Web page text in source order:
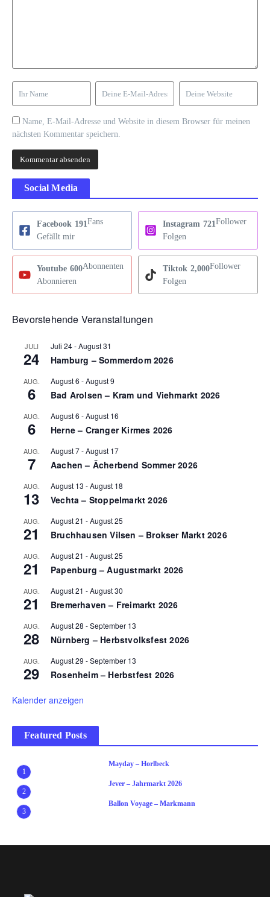
Name, E-Mail-Adresse und Website in diesem Browser für meinen
nächsten Kommentar speichern.
Social Media
Facebook 191Fans
Gefällt mir
Instagram 721Follower
Folgen
Youtube 600Abonnenten
Abonnieren
Tiktok 2,000Follower
Folgen
Bevorstehende Veranstaltungen
JULI
24
Juli 24-August 31
Hamburg – Sommerdom 2026
AUG.
6
August 6 -August 9
Bad Arolsen – Kram und Viehmarkt 2026
AUG.
6
August 6 -August 16
Herne – Cranger Kirmes 2026
AUG.
7
August 7-August 17
Aachen – Ächerbend Sommer 2026
AUG.
13
August 13 -August 18
Vechta – Stoppelmarkt 2026
AUG.
21
August 21 -August 25
Bruchhausen Vilsen – Brokser Markt 2026
AUG.
21
August 21 -August 25
Papenburg – Augustmarkt 2026
AUG.
21
August 21 -August 30
Bremerhaven – Freimarkt 2026
AUG.
28
August 28 -September 13
Nürnberg – Herbstvolksfest 2026
AUG.
29
August 29 -September 13
Rosenheim – Herbstfest 2026
Kalender anzeigen
Featured Posts
1
Mayday – Horlbeck
2
Jever – Jahrmarkt 2026
3
Ballon Voyage – Markmann